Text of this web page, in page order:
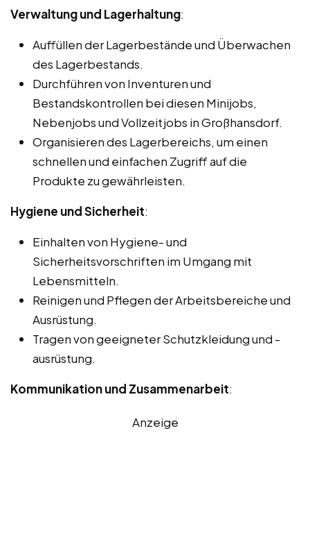
Verwaltung und Lagerhaltung:
Auffüllen der Lagerbestände und Überwachen
des Lagerbestands.
Durchführen von Inventuren und
Bestandskontrollen bei diesen Minijobs,
Nebenjobs und Vollzeitjobs in Großhansdorf.
Organisieren des Lagerbereichs, um einen
schnellen und einfachen Zugriff auf die
Produkte zu gewährleisten.
Hygiene und Sicherheit:
Einhalten von Hygiene- und
Sicherheitsvorschriften im Umgang mit
Lebensmitteln.
Reinigen und Pflegen der Arbeitsbereiche und
Ausrüstung.
Tragen von geeigneter Schutzkleidung und -
ausrüstung.
Kommunikation und Zusammenarbeit:
Anzeige